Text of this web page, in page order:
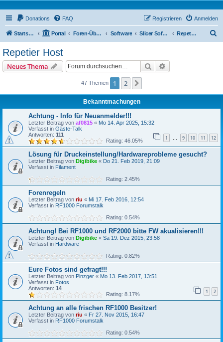
Donations FAQ Anmelden
Registrieren
Startseite Portal Foren-Übersicht Software Slicer Software Repetier Host
Repetier Host
Neues Thema Suche
47 Themen 1 2
Bekanntmachungen
Achtung - Info für Neuanmelder!!!
Letzter Beitrag von af0815 « Mo 14. Apr 2025, 15:32
Verfasst in Gäste-Talk
Antworten: 111 1 … 9 10 11 12
Rating: 46.05%
Lösung für Druckeinstellung/Hardwareprobleme gesucht?
Letzter Beitrag von Digibike « Do 21. Feb 2019, 21:09
Verfasst in Filament
Rating: 2.45%
Forenregeln
Letzter Beitrag von riu « Mi 17. Feb 2016, 12:54
Verfasst in RF1000 Forumstalk
Rating: 0.54%
Achtung! Bei RF1000 und RF2000 bitte FW akualisieren!!!
Letzter Beitrag von Digibike « Sa 19. Dez 2015, 23:58
Verfasst in Hardware
Rating: 0.82%
Eure Fotos sind gefragt!!!
Letzter Beitrag von Pinzger « Mo 13. Feb 2017, 13:51
Verfasst in Fotos
Antworten: 14 1 2
Rating: 8.17%
Achtung an alle frischen RF1000 Besitzer!
Letzter Beitrag von riu « Fr 27. Nov 2015, 16:47
Verfasst in RF1000 Forumstalk
Rating: 0.54%